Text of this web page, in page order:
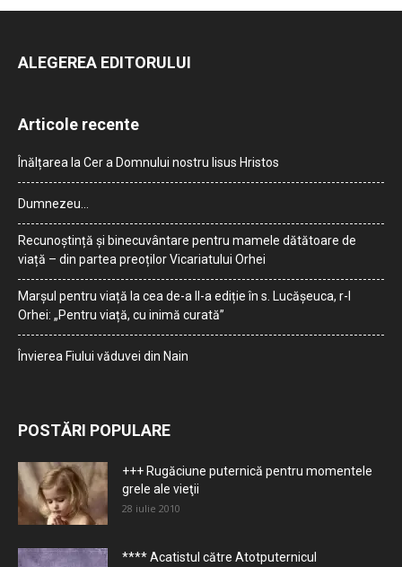
ALEGEREA EDITORULUI
Articole recente
Înălțarea la Cer a Domnului nostru Iisus Hristos
Dumnezeu…
Recunoștință și binecuvântare pentru mamele dătătoare de
viață – din partea preoților Vicariatului Orhei
Marșul pentru viață la cea de-a II-a ediție în s. Lucășeuca, r-l
Orhei: „Pentru viață, cu inimă curată”
Învierea Fiului văduvei din Nain
POSTĂRI POPULARE
+++ Rugăciune puternică pentru momentele
grele ale vieţii
28 iulie 2010
**** Acatistul către Atotputernicul